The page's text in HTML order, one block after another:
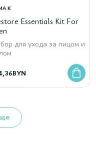
K
Essentials Kit For
для ухода за лицом и
BYN